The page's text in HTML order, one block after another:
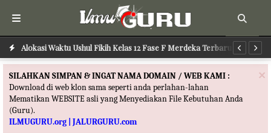
Alokasi Waktu Ushul Fikih Kelas 12 Fase F Merdeka Terbaru
Alokasi Waktu Ilmu Tafsir Kelas 12 Fase F Merdeka Terbaru
×
SILAHKAN SIMPAN & INGAT NAMA DOMAIN / WEB KAMI :
Download di web klon sama seperti anda perlahan-lahan
Mematikan WEBSITE asli yang Menyediakan File Kebutuhan Anda
(Guru).
ILMUGURU.org | JALURGURU.com